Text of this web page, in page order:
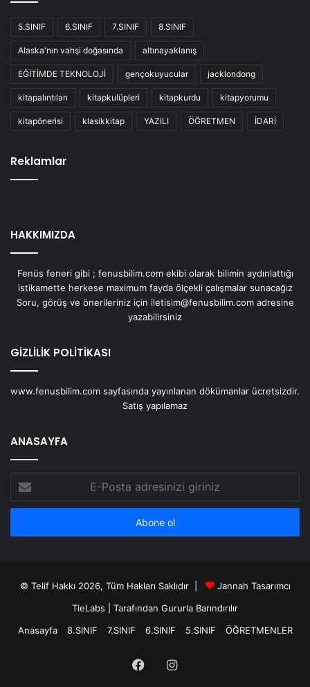
5.SINIF 6.SINIF 7.SINIF 8.SINIF
Alaska'nın vahşi doğasında altınayaklanış
EĞİTİMDE TEKNOLOJİ gençokuyucular jacklondong
kitapalıntıları kitapkulüpleri kitapkurdu kitapyorumu
kitapönerisi klasikkitap YAZILI ÖĞRETMEN İDARİ
Reklamlar
HAKKIMIZDA
Fenüs feneri gibi ; fenusbilim.com ekibi olarak bilimin aydınlattığı
istikamette herkese maximum fayda ölçekli çalışmalar sunacağız
Soru, görüş ve önerileriniz için iletisim@fenusbilim.com adresine
yazabilirsiniz
GİZLİLİK POLİTİKASI
www.fenusbilim.com sayfasında yayınlanan dökümanlar ücretsizdir.
Satış yapılamaz
ANASAYFA
Posta
adresinizi
© Telif Hakkı 2026, Tüm Hakları Saklıdır |
Jannah Tasarımcı
TieLabs | Tarafından Gururla Barındırılır
Anasayfa
8.SINIF 7.SINIF 6.SINIF 5.SINIF ÖĞRETMENLER
FacebookInstagram